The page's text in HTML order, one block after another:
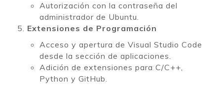
Autorización con la contraseña del
administrador de Ubuntu.
Extensiones de Programación
Acceso y apertura de Visual Studio Code
desde la sección de aplicaciones.
Adición de extensiones para C/C++,
Python y GitHub.